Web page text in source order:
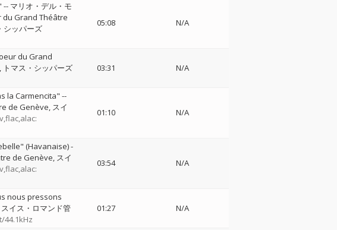
-- マリオ・デル・モ
du Grand Théâtre
シッパーズ
05:08 N/A
du Grand
トマス・シッパーズ
03:31 N/A
la Carmencita" --
de Genève スイ
01:10 N/A
(Havanaise)-
de Genève スイ
03:54 N/A
nous pressons
スイス・ロマンド管
44.1kHz
01:27 N/A